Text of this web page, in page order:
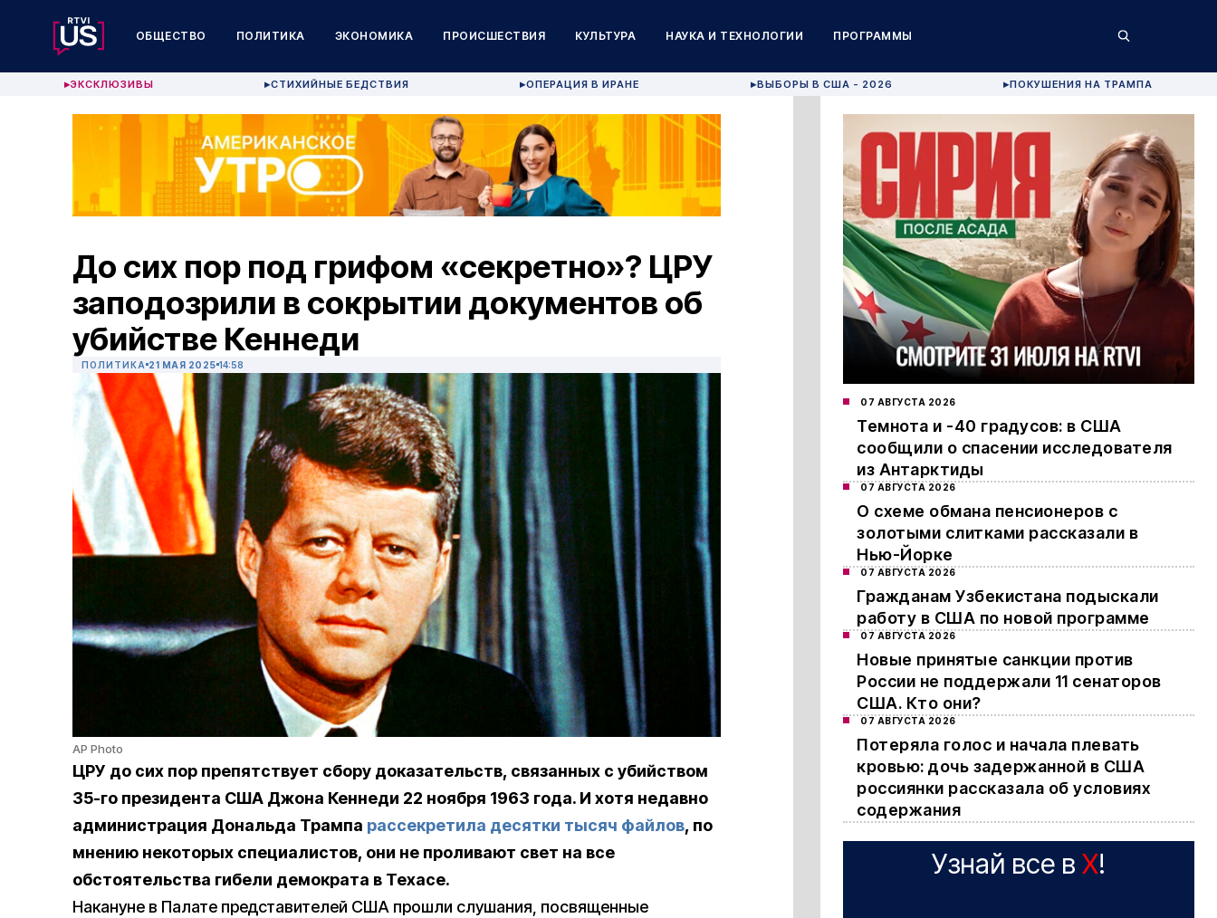
ОБЩЕСТВО ПОЛИТИКА ЭКОНОМИКА ПРОИСШЕСТВИЯ КУЛЬТУРА НАУКА И ТЕХНОЛОГИИ ПРОГРАММЫ
▶ЭКСКЛЮЗИВЫ ▶СТИХИЙНЫЕ БЕДСТВИЯ ▶ОПЕРАЦИЯ В ИРАНЕ ▶ВЫБОРЫ В США - 2026 ▶ПОКУШЕНИЯ НА ТРАМПА
До сих пор под грифом «секретно»? ЦРУ
заподозрили в сокрытии документов об
убийстве Кеннеди
ПОЛИТИКА 21 МАЯ 2025 14:58
AP Photo
ЦРУ до сих пор препятствует сбору доказательств, связанных с убийством
35-го президента США Джона Кеннеди 22 ноября 1963 года. И хотя недавно
администрация Дональда Трампа рассекретила десятки тысяч файлов, по
мнению некоторых специалистов, они не проливают свет на все
обстоятельства гибели демократа в Техасе.
Накануне в Палате представителей США прошли слушания, посвященные
07 АВГУСТА 2026
Темнота и -40 градусов: в США
сообщили о спасении исследователя
из Антарктиды
07 АВГУСТА 2026
О схеме обмана пенсионеров с
золотыми слитками рассказали в
Нью-Йорке
07 АВГУСТА 2026
Гражданам Узбекистана подыскали
работу в США по новой программе
07 АВГУСТА 2026
Новые принятые санкции против
России не поддержали 11 сенаторов
США. Кто они?
07 АВГУСТА 2026
Потеряла голос и начала плевать
кровью: дочь задержанной в США
россиянки рассказала об условиях
содержания
Узнай все в X!